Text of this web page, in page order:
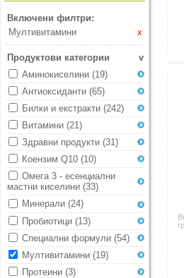
Включени филтри:
x
Мултивитамини
Продуктови категории
v
Аминокиселини (19)
Антиоксиданти (65)
Билки и екстракти (242)
Витамини (21)
Здравни продукти (31)
Коензим Q10 (10)
Омега 3 - есенциални
мастни киселини (33)
Минерали (24)
Пробиотици (13)
Специални формули (54)
Мултивитамини (19)
Протеини (3)